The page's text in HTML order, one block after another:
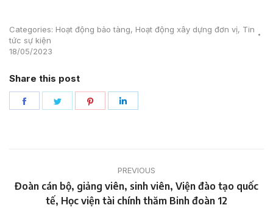
Categories: Hoạt động bảo tàng, Hoạt động xây dựng đơn vị, Tin
tức sự kiện
18/05/2023
Share this post
Share
Share
Share
navigation
PREVIOUS
Previous
post:
Đoàn cán bộ, giảng viên, sinh viên, Viện đào tạo quốc
tế, Học viện tài chính thăm Binh đoàn 12